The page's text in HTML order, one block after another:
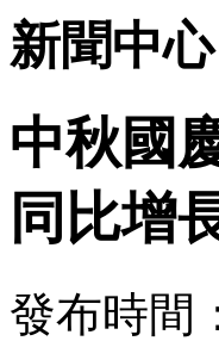
新聞中心
中秋國
同比增
發布時間